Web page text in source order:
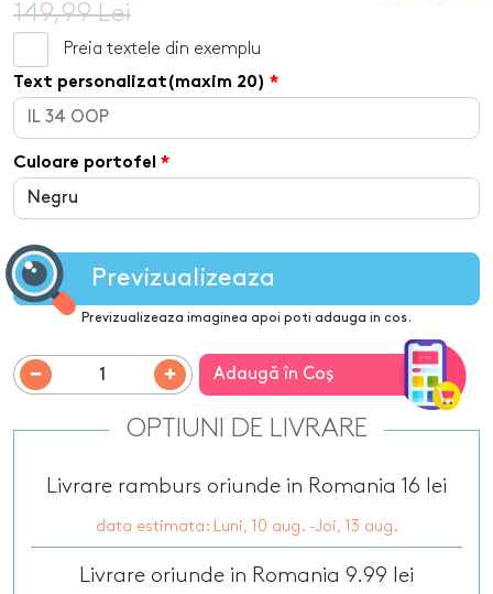
149,99 Lei
Preia textele din exemplu
Text personalizat(maxim 20)
Culoare portofel
Previzualizeaza
Previzualizeaza imaginea apoi poti adauga in cos.
Adaugă în Coş
OPTIUNI DE LIVRARE
Livrare ramburs oriunde in Romania 16 lei
data estimata: Luni, 10 aug. -Joi, 13 aug.
Livrare oriunde in Romania 9.99 lei